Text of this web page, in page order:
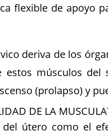
flexible de apoyo
deriva de los
músculos
(prolapso) y
DE LA
útero como el